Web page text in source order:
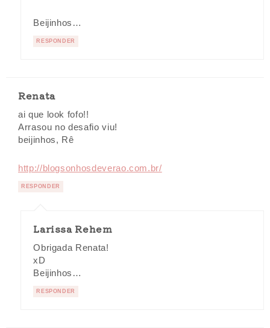
Beijinhos…
RESPONDER
Renata
ai que look fofo!!
Arrasou no desafio viu!
beijinhos, Rê
http://blogsonhosdeverao.com.br/
RESPONDER
Larissa Rehem
Obrigada Renata!
xD
Beijinhos…
RESPONDER